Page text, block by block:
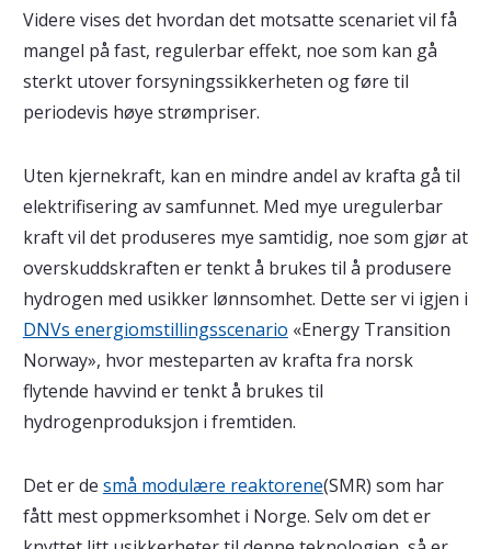
Videre vises det hvordan det motsatte scenariet vil få
mangel på fast, regulerbar effekt, noe som kan gå
sterkt utover forsyningssikkerheten og føre til
periodevis høye strømpriser.
Uten kjernekraft, kan en mindre andel av krafta gå til
elektrifisering av samfunnet. Med mye uregulerbar
kraft vil det produseres mye samtidig, noe som gjør at
overskuddskraften er tenkt å brukes til å produsere
hydrogen med usikker lønnsomhet. Dette ser vi igjen i
DNVs energiomstillingsscenario «Energy Transition
Norway», hvor mesteparten av krafta fra norsk
flytende havvind er tenkt å brukes til
hydrogenproduksjon i fremtiden.
Det er de små modulære reaktorene(SMR) som har
fått mest oppmerksomhet i Norge. Selv om det er